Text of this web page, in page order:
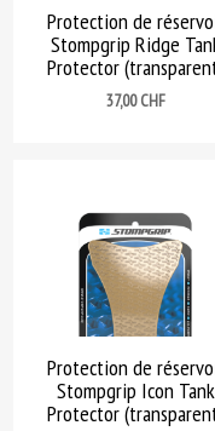
Protection de
Stompgrip Ridge
Protector
Prix
37,00 CHF
Protection de
Stompgrip Icon Tank
Protector